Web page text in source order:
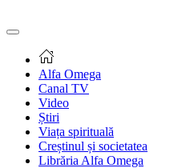
Alfa Omega
Canal TV
Video
Știri
Viața spirituală
Creștinul și societatea
Librăria Alfa Omega